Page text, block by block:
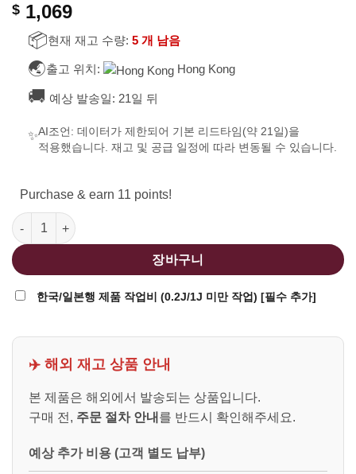
$ 1,069
📦현재 재고 수량: 5 개 남음
🌏출고 위치: Hong Kong
🚚 예상 발송일: 21일 뒤
✨AI조언: 데이터가 제한되어 기본 리드타임(약 21일)을
적용했습니다. 재고 및 공급 일정에 따라 변동될 수 있습니다.
Purchase & earn 11 points!
EMG NOVESKE N9 SPACE BABY 5.25" MWS System GBBR
장바구니
한국/일본행 제품 작업비 (0.2J/1J 미만 작업) [필수 추가]
✈️ 해외 재고 상품 안내
본 제품은 해외에서 발송되는 상품입니다.
구매 전, 주문 절차 안내 를 반드시 확인해주세요.
예상 추가 비용 (고객 별도 납부)